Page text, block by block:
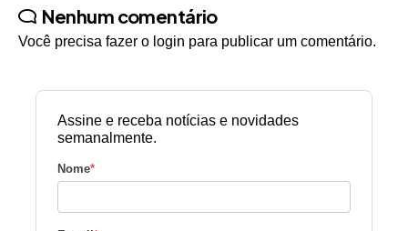
Nenhum comentário
Você precisa fazer o login para publicar um comentário.
Assine e receba notícias e novidades
semanalmente.
Nome*